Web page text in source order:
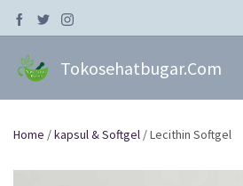
Tokosehatbugar.com
Home /kapsul & Softgel / Lecithin Softgel